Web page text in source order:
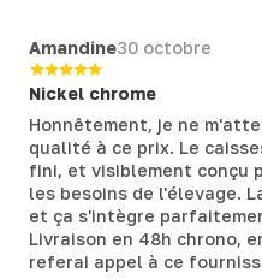
Amandine30 octobre
Nickel chrome
Honnêtement, je ne
qualité à ce prix. Le
fini, et visiblement conçu
les besoins de l'élevage.
et ça s'intègre
Livraison en 48h chrono,
referai appel à ce